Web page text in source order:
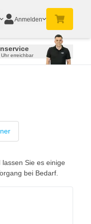
Anmelden
erreichbar
Sie es einige
bei Bedarf.